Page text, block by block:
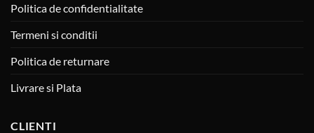
Politica de confidentialitate
Termeni si conditii
Politica de returnare
Livrare si Plata
CLIENTI